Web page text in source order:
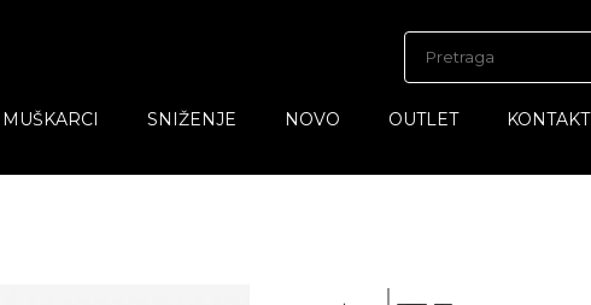
MUŠKARCI SNIŽENJE NOVO OUTLET KONTAKT